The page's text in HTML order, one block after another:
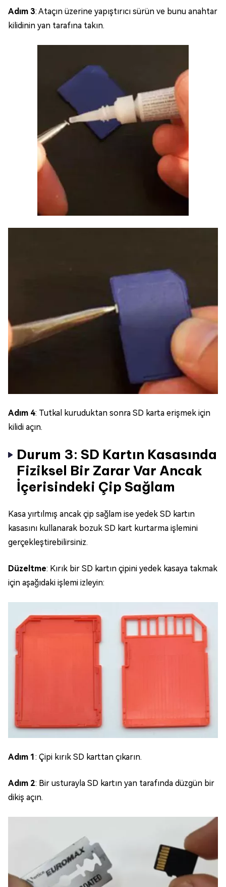
Adım 3: Ataçın üzerine yapıştırıcı sürün ve bunu anahtar
kilidinin yan tarafına takın.
Adım 4: Tutkal kuruduktan sonra SD karta erişmek için
kilidi açın.
Durum 3: SD Kartın Kasasında
Fiziksel Bir Zarar Var Ancak
İçerisindeki Çip Sağlam
Kasa yırtılmış ancak çip sağlam ise yedek SD kartın
kasasını kullanarak bozuk SD kart kurtarma işlemini
gerçekleştirebilirsiniz.
Düzeltme: Kırık bir SD kartın çipini yedek kasaya takmak
için aşağıdaki işlemi izleyin:
Adım 1: Çipi kırık SD karttan çıkarın.
Adım 2: Bir usturayla SD kartın yan tarafında düzgün bir
dikiş açın.